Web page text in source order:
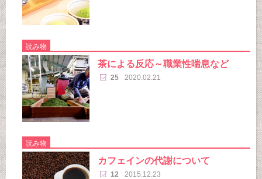
読み物
茶による反応～職業性喘息など
25 2020.02.21
読み物
カフェインの代謝について
12 2015.12.23